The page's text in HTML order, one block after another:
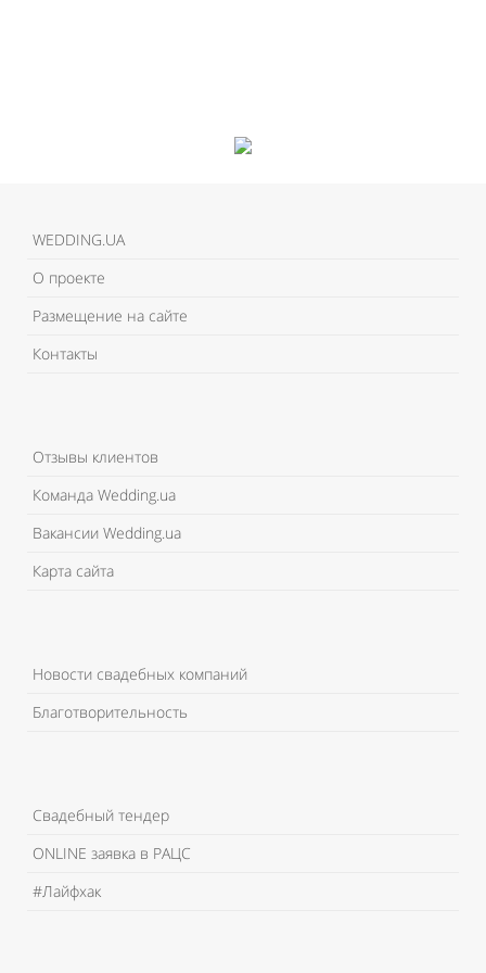
WEDDING.UA
О проекте
Размещение на сайте
Контакты
Отзывы клиентов
Команда Wedding.ua
Вакансии Wedding.ua
Карта сайта
Новости свадебных компаний
Благотворительность
Свадебный тендер
ONLINE заявка в РАЦС
#Лайфхак